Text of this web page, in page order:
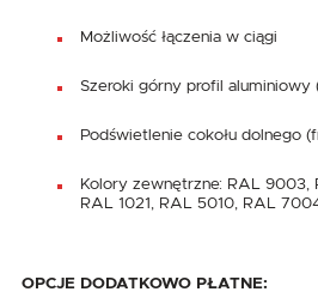
Możliwość łączenia w ciągi
Szeroki górny profil aluminiowy
Podświetlenie cokołu dolnego
Kolory zewnętrzne: RAL 9003,
RAL 1021, RAL 5010, RAL
OPCJE DODATKOWO PŁATNE: